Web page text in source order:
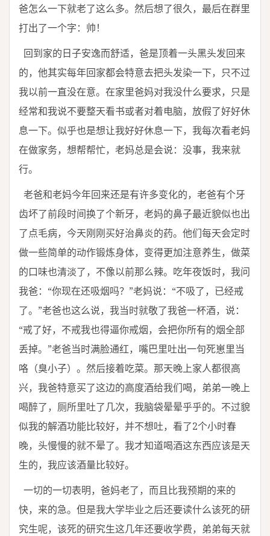
爸怎么一下就老了这么多。然后想了很久，最后在群里
打出了一个字：帅！
回到家的日子安逸而舒适，爸是顶着一头黑头发回来
的，他其实每年回家都会特意去把头发染一下，只不过
我以前一直没在意。在家里爸妈对我没什么要求，只是
经常和我说不要整天看书或者对着电脑，放假了好好休
息一下。似乎也是想让我好好休息一下，我每次看老妈
在做家务，想帮帮忙，老妈总是会说：没事，我来就
行。
老爸和老妈今年回来还是有许多变化的，老爸有个牙
齿坏了前段时间换了个新牙，老妈的鼻子最近貌似也出
了点毛病，今天刚刚买好治鼻炎的药。他们每天会定时
做一些简单的动作锻炼身体，变得更加注意养生，做菜
的口味也清淡了，不像以前那么辣。吃年夜饭时，我问
我爸：“你现在还吸烟吗？”老妈说：“不吸了，已经戒
了。”老爸也这么说，我当时就敬了我爸一杯酒，说：
“戒了好，不戒我也得逼你戒烟，会把你所有的烟全部
丢掉。”老爸当时满脸通红，嘴巴里吐出一句死崽里当
咯（臭小子）。然后接着吃菜。那天晚上家人都很高
兴，我爸特意买了这边的高度酒给我们喝，弟弟一晚上
喝醉了，厕所里吐了几次，我脑袋晕晕乎乎的。不过貌
似我的解酒功能比较好，并不想吐，看了2个小时春
晚，头慢慢的就不晕了。我才知道喝酒这东西应该是天
生的，我应该酒量比较好。
一切的一切表明，爸妈老了，而且比我预期的来的
快，来的急。但是我大学毕业之后还要读什么该死的研
究生呢，该死的研究生这几年还要收学费，弟弟每天就